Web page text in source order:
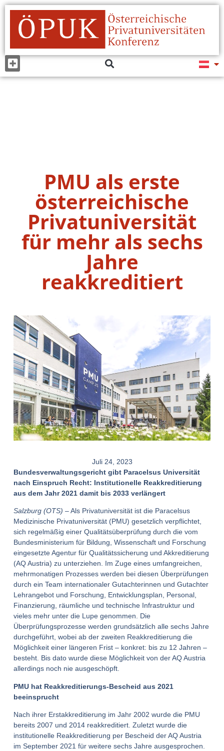
PMU als erste
österreichische
Privatuniversität
für mehr als sechs
Jahre
reakkreditiert
Juli 24, 2023
Bundesverwaltungsgericht gibt Paracelsus Universität
nach Einspruch Recht: Institutionelle Reakkreditierung
aus dem Jahr 2021 damit bis 2033 verlängert
Salzburg (OTS) – Als Privatuniversität ist die Paracelsus
Medizinische Privatuniversität (PMU) gesetzlich verpflichtet,
sich regelmäßig einer Qualitätsüberprüfung durch die vom
Bundesministerium für Bildung, Wissenschaft und Forschung
eingesetzte Agentur für Qualitätssicherung und Akkreditierung
(AQ Austria) zu unterziehen. Im Zuge eines umfangreichen,
mehrmonatigen Prozesses werden bei diesen Überprüfungen
durch ein Team internationaler Gutachterinnen und Gutachter
Lehrangebot und Forschung, Entwicklungsplan, Personal,
Finanzierung, räumliche und technische Infrastruktur und
vieles mehr unter die Lupe genommen. Die
Überprüfungsprozesse werden grundsätzlich alle sechs Jahre
durchgeführt, wobei ab der zweiten Reakkreditierung die
Möglichkeit einer längeren Frist – konkret: bis zu 12 Jahren –
besteht. Bis dato wurde diese Möglichkeit von der AQ Austria
allerdings noch nie ausgeschöpft.
PMU hat Reakkreditierungs-Bescheid aus 2021
beeinsprucht
Nach ihrer Erstakkreditierung im Jahr 2002 wurde die PMU
bereits 2007 und 2014 reakkreditiert. Zuletzt wurde die
institutionelle Reakkreditierung per Bescheid der AQ Austria
im September 2021 für weitere sechs Jahre ausgesprochen.